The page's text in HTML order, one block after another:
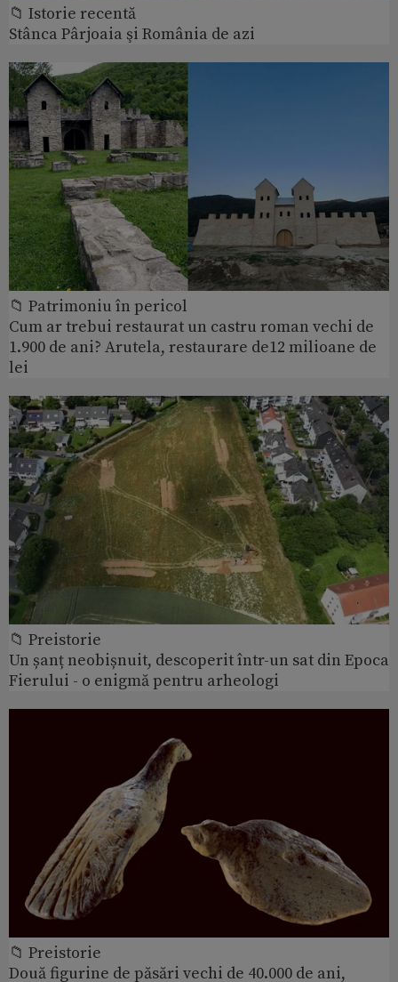
📁 Istorie recentă
Stânca Pârjoaia şi România de azi
📁 Patrimoniu în pericol
Cum ar trebui restaurat un castru roman vechi de
1.900 de ani? Arutela, restaurare de12 milioane de
lei
📁 Preistorie
Un șanț neobișnuit, descoperit într-un sat din Epoca
Fierului - o enigmă pentru arheologi
📁 Preistorie
Două figurine de păsări vechi de 40.000 de ani,